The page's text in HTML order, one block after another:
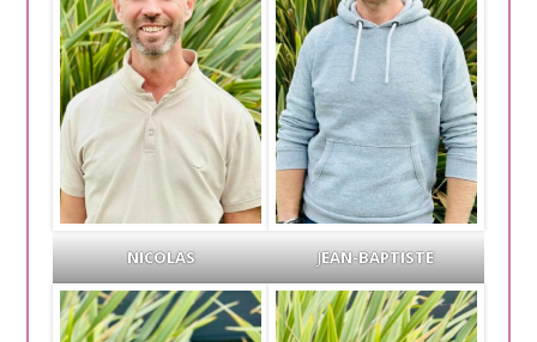
NICOLAS JEAN-BAPTISTE